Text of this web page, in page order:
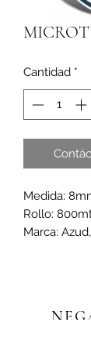
Cantidad *
Medida:
Rollo:
Marca: